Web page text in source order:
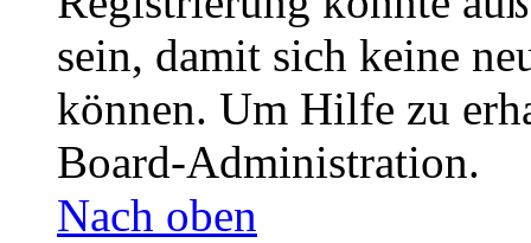
sein, damit sich keine
können. Um Hilfe zu
Board-Administration.
Nach oben